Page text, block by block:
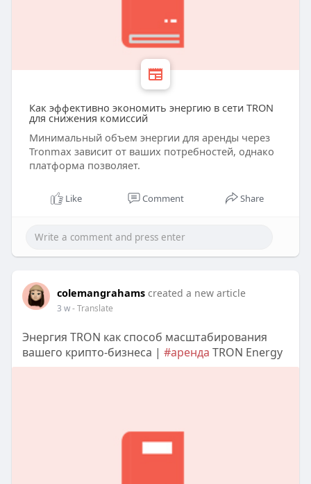
Как эффективно экономить энергию в сети TRON
для снижения комиссий
Минимальный объем энергии для аренды через
Tronmax зависит от ваших потребностей, однако
платформа позволяет.
Like Comment Share
colemangrahams created a new article
3 w- Translate
Энергия TRON как способ масштабирования
вашего крипто-бизнеса | #аренда TRON Energy